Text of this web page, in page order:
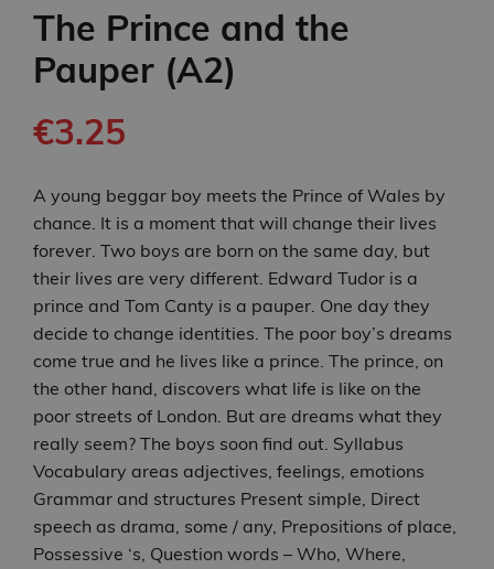
The Prince and the
Pauper (A2)
€3.25
A young beggar boy meets the Prince of Wales by
chance. It is a moment that will change their lives
forever. Two boys are born on the same day, but
their lives are very different. Edward Tudor is a
prince and Tom Canty is a pauper. One day they
decide to change identities. The poor boy’s dreams
come true and he lives like a prince. The prince, on
the other hand, discovers what life is like on the
poor streets of London. But are dreams what they
really seem? The boys soon find out. Syllabus
Vocabulary areas adjectives, feelings, emotions
Grammar and structures Present simple, Direct
speech as drama, some / any, Prepositions of place,
Possessive ‘s, Question words – Who, Where,